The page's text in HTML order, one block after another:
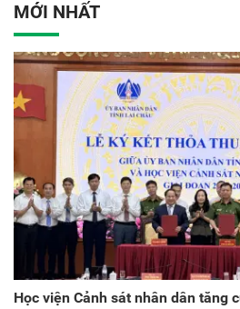
MỚI NHẤT
Học viện Cảnh sát nhân dân tăng